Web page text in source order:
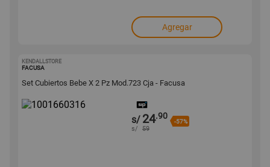
Agregar
KENDALLSTORE
FACUSA
Set Cubiertos Bebe X 2 Pz Mod.723 Cja - Facusa
s/ 24.90
-57%
s/ 59